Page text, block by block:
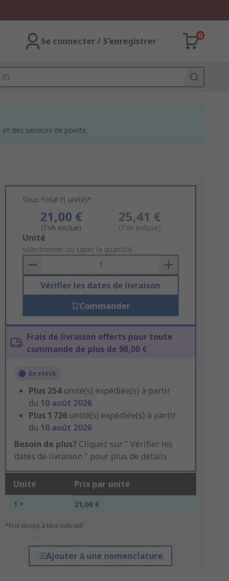
Se connecter / S'enregistrer
0
des services de pointe.
Sous-total (1 unité)*
21,00 €
(TVA exclue)
25,41 €
(TVA incluse)
Add
to
Basket
Unité
sélectionner ou taper la quantité
Vérifier les dates de livraison
Commander
Frais de livraison offerts pour toute
commande de plus de 90,00 €
En stock
Plus 254 unité(s) expédiée(s) à partir
du 10 août 2026
Plus 1 726 unité(s) expédiée(s) à partir
du 10 août 2026
Besoin de plus? Cliquez sur " Vérifier les
dates de livraison " pour plus de détails
Unité Prix par unité
1 + 21,00 €
*Prix donné à titre indicatif
Ajouter à une nomenclature